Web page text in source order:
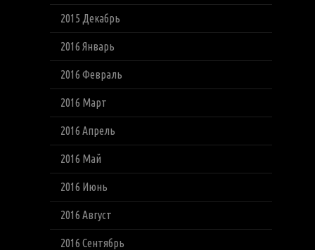
2015 Декабрь
2016 Январь
2016 Февраль
2016 Март
2016 Апрель
2016 Май
2016 Июнь
2016 Август
2016 Сентябрь